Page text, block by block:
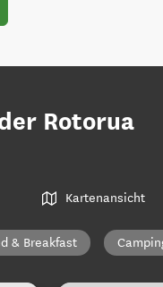
Rotorua
Kartenansicht
& Breakfast